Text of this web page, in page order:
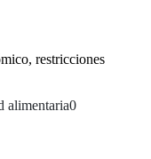
restricciones
alimentaria0